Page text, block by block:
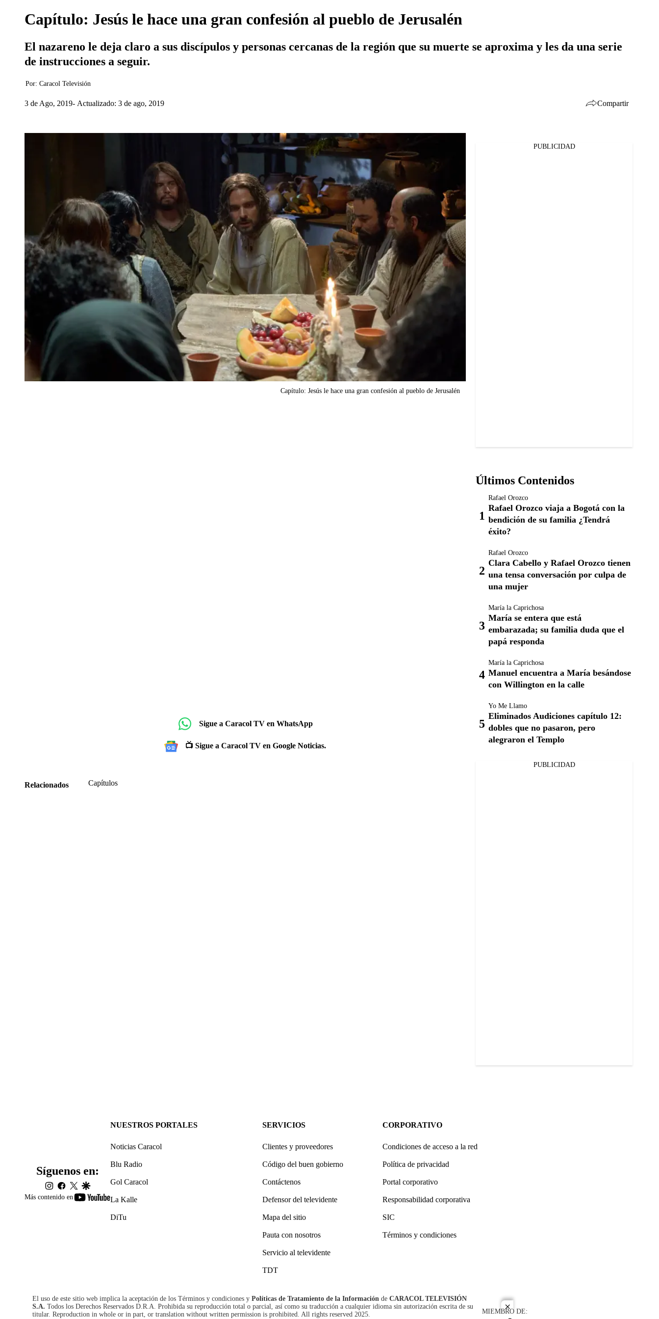
close
Capítulo: Jesús le hace una gran confesión al pueblo de Jerusalén
El nazareno le deja claro a sus discípulos y personas cercanas de la región que su muerte se aproxima y les da una serie
de instrucciones a seguir.
Por: Caracol Televisión
3 de Ago, 2019 Actualizado: 3 de ago, 2019 Compartir
Capítulo: Jesús le hace una gran confesión al pueblo de Jerusalén
Sigue a Caracol TV en WhatsApp
📺 Sigue a Caracol TV en Google Noticias.
Relacionados Capítulos
PUBLICIDAD
Últimos Contenidos
Rafael Orozco
Rafael Orozco viaja a Bogotá con la
bendición de su familia ¿Tendrá
éxito?
Rafael Orozco
Clara Cabello y Rafael Orozco tienen
una tensa conversación por culpa de
una mujer
María la Caprichosa
María se entera que está
embarazada; su familia duda que el
papá responda
María la Caprichosa
Manuel encuentra a María besándose
con Willington en la calle
Yo Me Llamo
Eliminados Audiciones capítulo 12:
dobles que no pasaron, pero
alegraron el Templo
PUBLICIDAD
Más contenido en
youtube-
Síguenos en:
instagram
facebook
twittergoogle
NUESTROS PORTALES
Noticias Caracol
Blu Radio
Gol Caracol
La Kalle
DiTu
SERVICIOS
Clientes y proveedores
Código del buen gobierno
Contáctenos
Defensor del televidente
Mapa del sitio
Pauta con nosotros
Servicio al televidente
TDT
CORPORATIVO
Condiciones de acceso a la red
Política de privacidad
Portal corporativo
Responsabilidad corporativa
SIC
Términos y condiciones
El uso de este sitio web implica la aceptación de los Términos y condiciones y Políticas de Tratamiento de la Información de CARACOL TELEVISIÓN
S.A. Todos los Derechos Reservados D.R.A. Prohibida su reproducción total o parcial, así como su traducción a cualquier idioma sin autorización escrita de su
titular. Reproduction in whole or in part, or translation without written permission is prohibited. All rights reserved 2025.
MIEMBRO DE: